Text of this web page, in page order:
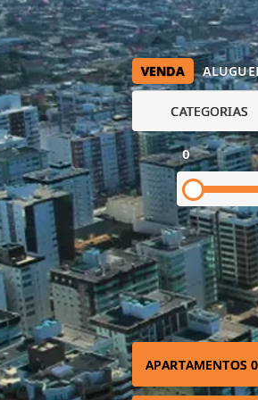
VENDA
CATEGORIAS
0
APARTAMENTOS